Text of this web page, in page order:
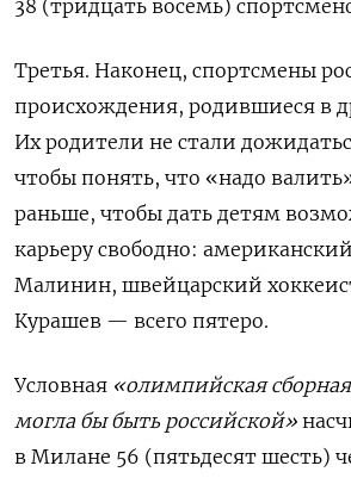
38 (тридцать восемь)
Третья. Наконец, спортсмены
происхождения, родившиеся в
Их родители не стали
чтобы понять, что «надо
раньше, чтобы дать детям
карьеру свободно:
Малинин, швейцарский
Курашев — всего пятеро.
Условная «олимпийская
могла бы быть российской»
в Милане 56 (пятьдесят шесть)